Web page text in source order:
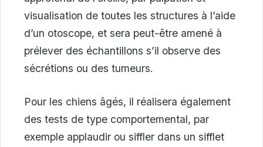
visualisation de toutes les structures à l’aide
d’un otoscope, et sera peut-être amené à
prélever des échantillons s’il observe des
sécrétions ou des tumeurs.
Pour les chiens âgés, il réalisera également
des tests de type comportemental, par
exemple applaudir ou siffler dans un sifflet